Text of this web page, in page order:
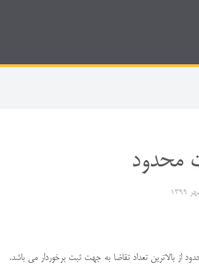
محدود
از بالاترین تعداد تقاضا به جهت ثبت برخوردار می باشد.